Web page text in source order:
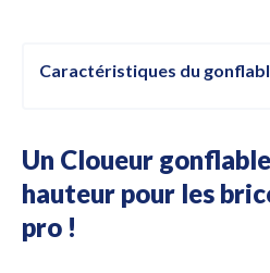
Caractéristiques du
Un Cloueur
hauteur pour les
pro !